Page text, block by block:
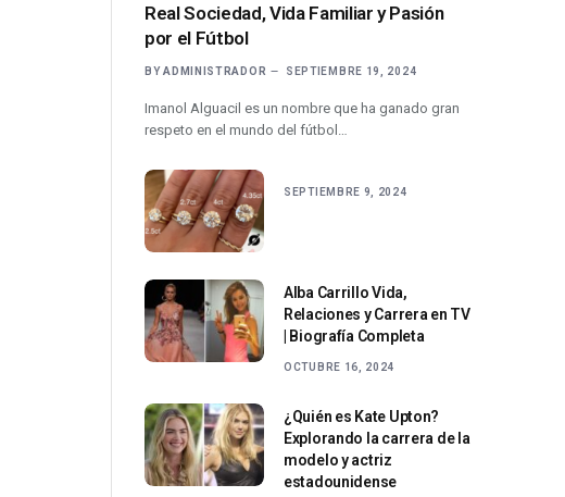
Real Sociedad, Vida Familiar y Pasión
por el Fútbol
BY ADMINISTRADOR SEPTIEMBRE 19, 2024
Imanol Alguacil es un nombre que ha ganado gran
respeto en el mundo del fútbol…
SEPTIEMBRE 9, 2024
Alba Carrillo Vida,
Relaciones y Carrera en TV
| Biografía Completa
OCTUBRE 16, 2024
¿Quién es Kate Upton?
Explorando la carrera de la
modelo y actriz
estadounidense